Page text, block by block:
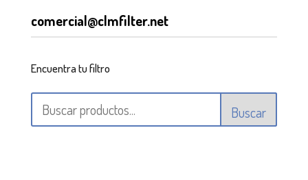
comercial@clmfilter.net
Encuentra tu filtro
Buscar